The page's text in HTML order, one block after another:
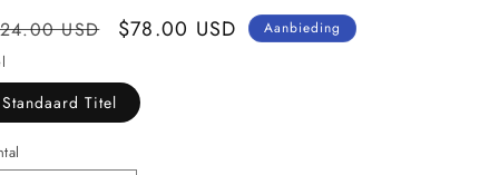
USD Aanbiedingsprijs
$78.00 USD Aanbieding
Standaard Titel